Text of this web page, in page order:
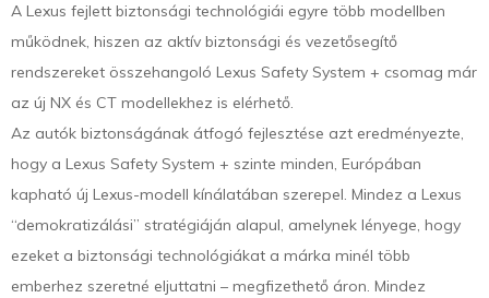
A Lexus fejlett biztonsági technológiái egyre több modellben
működnek, hiszen az aktív biztonsági és vezetősegítő
rendszereket összehangoló Lexus Safety System + csomag már
az új NX és CT modellekhez is elérhető.
Az autók biztonságának átfogó fejlesztése azt eredményezte,
hogy a Lexus Safety System + szinte minden, Európában
kapható új Lexus-modell kínálatában szerepel. Mindez a Lexus
“demokratizálási” stratégiáján alapul, amelynek lényege, hogy
ezeket a biztonsági technológiákat a márka minél több
emberhez szeretné eljuttatni – megfizethető áron. Mindez